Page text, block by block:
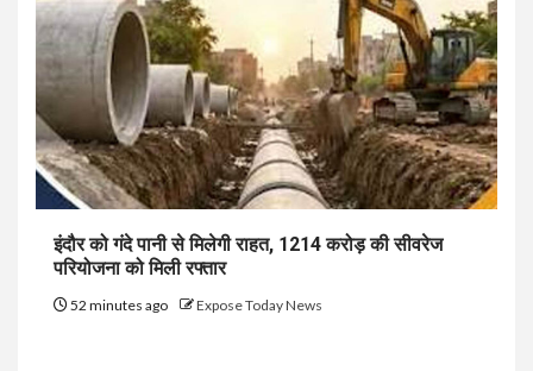
इंदौर को गंदे पानी से मिलेगी राहत, ₹1214 करोड़ की सीवरेज
परियोजना को मिली रफ्तार
52 minutes ago Expose Today News